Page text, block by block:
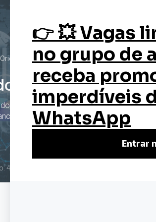
Cursos Quem Somos
Orientador Social
Social
Social grátis e online. Inscreva-se agora,
sua carreira hoje mesmo!
40 horas